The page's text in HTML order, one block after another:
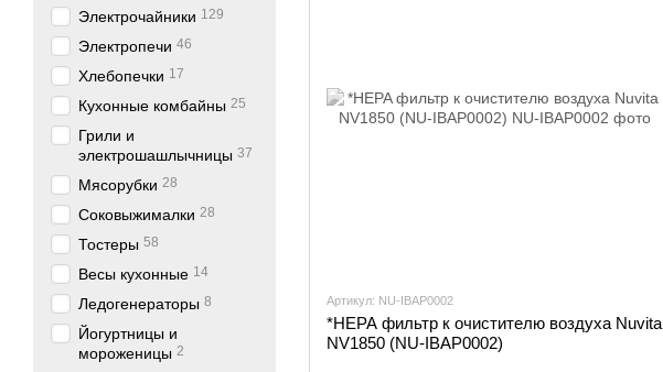
Артикул: NU-IBAP0002
*HEPA фильтр к очистителю воздуха Nuvita
NV1850 (NU-IBAP0002)
Электрочайники 129
Электропечи 46
Хлебопечки 17
Кухонные комбайны 25
Грили и
электрошашлычницы 37
Мясорубки 28
Соковыжималки 28
Тостеры 58
Весы кухонные 14
Ледогенераторы 8
Йогуртницы и
мороженицы 2